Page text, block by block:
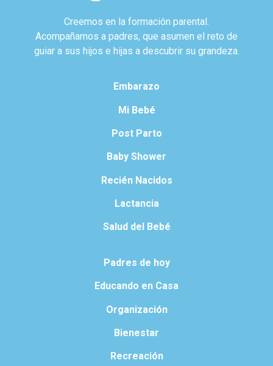
Creemos en la formación parental.
Acompañamos a padres, que asumen el reto de
guiar a sus hijos e hijas a descubrir su grandeza.
Embarazo
Mi Bebé
Post Parto
Baby Shower
Recién Nacidos
Lactancia
Salud del Bebé
Padres de hoy
Educando en Casa
Organización
Bienestar
Recreación